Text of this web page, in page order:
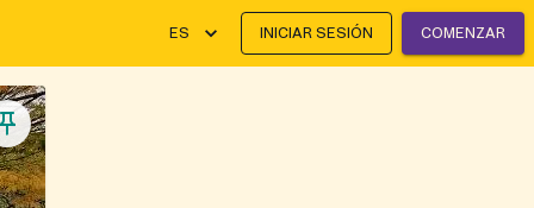
ES INICIAR SESIÓN COMENZAR